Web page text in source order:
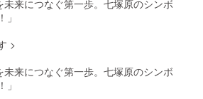
来につなぐ第一歩。七塚原のシンボ
>
来につなぐ第一歩。七塚原のシンボ